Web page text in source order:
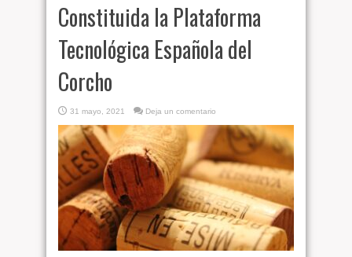
Constituida la Plataforma
Tecnológica Española del
Corcho
31 mayo, 2021 Deja un comentario